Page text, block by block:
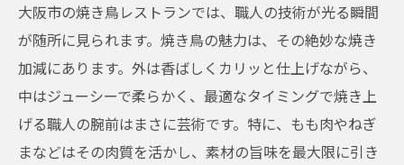
風味豊かなタレと塩のバランス
焼き鳥を引き立てるドリンクセレクション
焼き鳥を通じて感じる大阪市の魅力
地元の風味を楽しむ大阪市の焼き鳥レストラン
ガイド
大阪市の焼き鳥レストランでは、職人の技術が光る瞬間
が随所に見られます。焼き鳥の魅力は、その絶妙な焼き
加減にあります。外は香ばしくカリッと仕上げながら、
中はジューシーで柔らかく、最適なタイミングで焼き上
げる職人の腕前はまさに芸術です。特に、もも肉やねぎ
まなどはその肉質を活かし、素材の旨味を最大限に引き